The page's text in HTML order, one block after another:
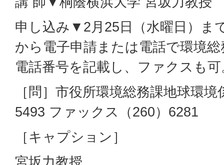
申し込み▼2月25日（水曜日）ま
から電子申請または電話で環境
電話番号を記載し、ファクスも可
［問］市役所環境総務課地球環
5493 ファックス（260）6281
［キャプション］
宮坂力教授